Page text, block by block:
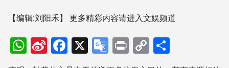
【编辑:刘阳禾】 更多精彩内容请进入文娱频道
WhatsApp
Sina
Weibo
Facebook
X Google
Translate
PrintCopy
Link享